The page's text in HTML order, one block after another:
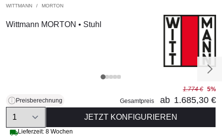
WITTMANN / MORTON
Wittmann MORTON • Stuhl
Preisberechnung
1.774 € 5%
Gesamtpreis
ab 1.685,30 €
Quantity
JETZT KONFIGURIEREN
Lieferzeit: 8 Wochen